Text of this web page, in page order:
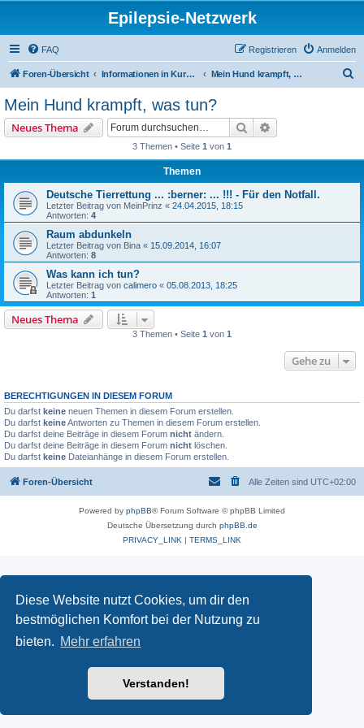
Diese Website nutzt Cookies, um dir den
bestmöglichen Komfort bei der Nutzung zu
bieten. Mehr erfahren
Verstanden!
Epilepsie-Netzwerk
FAQ Anmelden
Registrieren
Foren-Übersicht Informationen in Kurzform für Gäste Mein Hund krampft, was tun?
Mein Hund krampft, was tun?
Neues Thema Suche
3 Themen • Seite 1 von 1
Themen
Deutsche Tierrettung ... :berner: ... !!! - Für den Notfall.
Letzter Beitrag von MeinPrinz « 24.04.2015, 18:15
Antworten: 4
Raum abdunkeln
Letzter Beitrag von Bina « 15.09.2014, 16:07
Antworten: 8
Was kann ich tun?
Letzter Beitrag von calimero « 05.08.2013, 18:25
Antworten: 1
Neues Thema
3 Themen • Seite 1 von 1
Gehe zu
BERECHTIGUNGEN IN DIESEM FORUM
Du darfst keine neuen Themen in diesem Forum erstellen.
Du darfst keineAntworten zu Themen in diesem Forum erstellen.
Du darfst deine Beiträge in diesem Forum nicht ändern.
Du darfst deine Beiträge in diesem Forum nicht löschen.
Du darfst keine Dateianhänge in diesem Forum erstellen.
Foren-Übersicht Alle Zeiten sind UTC+02:00
Powered by phpBB® Forum Software © phpBB Limited
Deutsche Übersetzung durch phpBB.de
PRIVACY_LINK | TERMS_LINK